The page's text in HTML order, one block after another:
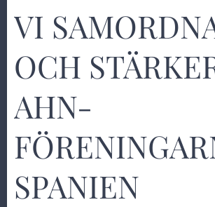
VI
OCH
AHN-
SPANIEN